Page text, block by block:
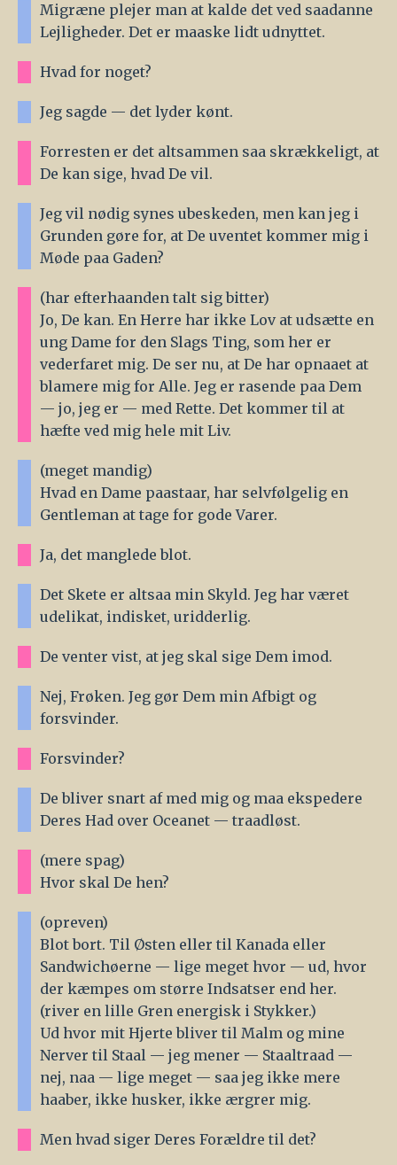
Migræne plejer man at kalde det ved saadanne
Lejligheder. Det er maaske lidt udnyttet.
Hvad for noget?
Jeg sagde — det lyder kønt.
Forresten er det altsammen saa skrækkeligt, at
De kan sige, hvad De vil.
Jeg vil nødig synes ubeskeden, men kan jeg i
Grunden gøre for, at De uventet kommer mig i
Møde paa Gaden?
(har efterhaanden talt sig bitter)
Jo, De kan. En Herre har ikke Lov at udsætte en
ung Dame for den Slags Ting, som her er
vederfaret mig. De ser nu, at De har opnaaet at
blamere mig for Alle. Jeg er rasende paa Dem
— jo, jeg er — med Rette. Det kommer til at
hæfte ved mig hele mit Liv.
(meget mandig)
Hvad en Dame paastaar, har selvfølgelig en
Gentleman at tage for gode Varer.
Ja, det manglede blot.
Det Skete er altsaa min Skyld. Jeg har været
udelikat, indisket, uridderlig.
De venter vist, at jeg skal sige Dem imod.
Nej, Frøken. Jeg gør Dem min Afbigt og
forsvinder.
Forsvinder?
De bliver snart af med mig og maa ekspedere
Deres Had over Oceanet — traadløst.
(mere spag)
Hvor skal De hen?
(opreven)
Blot bort. Til Østen eller til Kanada eller
Sandwichøerne — lige meget hvor — ud, hvor
der kæmpes om større Indsatser end her.
(river en lille Gren energisk i Stykker.)
Ud hvor mit Hjerte bliver til Malm og mine
Nerver til Staal — jeg mener — Staaltraad —
nej, naa — lige meget — saa jeg ikke mere
haaber, ikke husker, ikke ærgrer mig.
Men hvad siger Deres Forældre til det?